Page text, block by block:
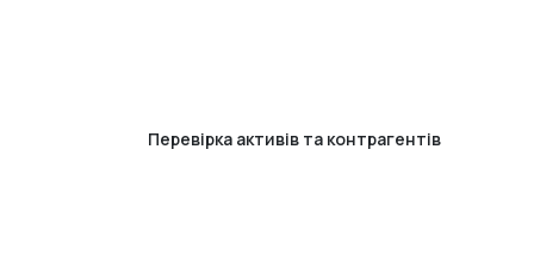
Перевірка активів та контрагентів